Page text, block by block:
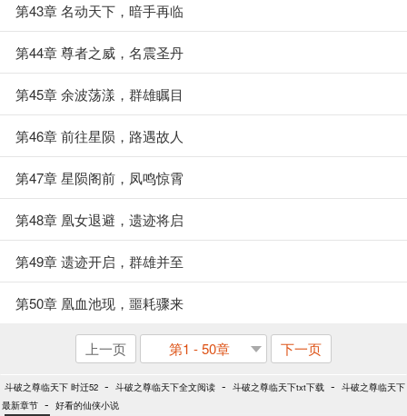
第43章 名动天下，暗手再临
第44章 尊者之威，名震圣丹
第45章 余波荡漾，群雄瞩目
第46章 前往星陨，路遇故人
第47章 星陨阁前，凤鸣惊霄
第48章 凰女退避，遗迹将启
第49章 遗迹开启，群雄并至
第50章 凰血池现，噩耗骤来
上一页 第1 - 50章 下一页
斗破之尊临天下 时迁52 - 斗破之尊临天下全文阅读 - 斗破之尊临天下txt下载 - 斗破之尊临天下
最新章节 - 好看的仙侠小说